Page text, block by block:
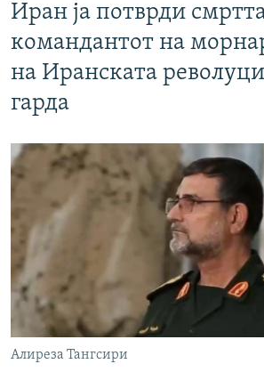
Иран ја потврди
командантот на
на Иранската
гарда
Алиреза Тангсири